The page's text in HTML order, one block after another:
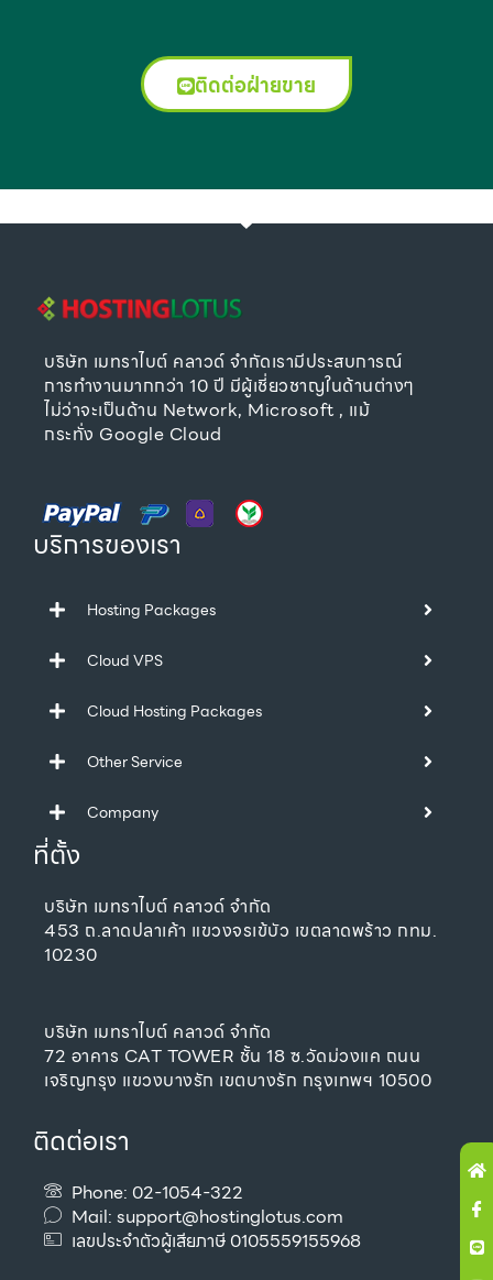
ติดต่อฝ่ายขาย
บริษัท เมทราไบต์ คลาวด์ จำกัดเรามีประสบการณ์
การทำงานมากกว่า 10 ปี มีผู้เชี่ยวชาญในด้านต่างๆ
ไม่ว่าจะเป็นด้าน Network, Microsoft , แม้
กระทั่ง Google Cloud
บริการของเรา
Hosting Packages
Cloud VPS
Cloud Hosting Packages
Other Service
Company
ที่ตั้ง
บริษัท เมทราไบต์ คลาวด์ จำกัด
453 ถ.ลาดปลาเค้า แขวงจรเข้บัว เขตลาดพร้าว กทม.
10230
บริษัท เมทราไบต์ คลาวด์ จำกัด
72 อาคาร CAT TOWER ชั้น 18 ซ.วัดม่วงแค ถนน
เจริญกรุง แขวงบางรัก เขตบางรัก กรุงเทพฯ 10500
ติดต่อเรา
Phone: 02-1054-322
Mail: support@hostinglotus.com
เลขประจำตัวผู้เสียภาษี 0105559155968